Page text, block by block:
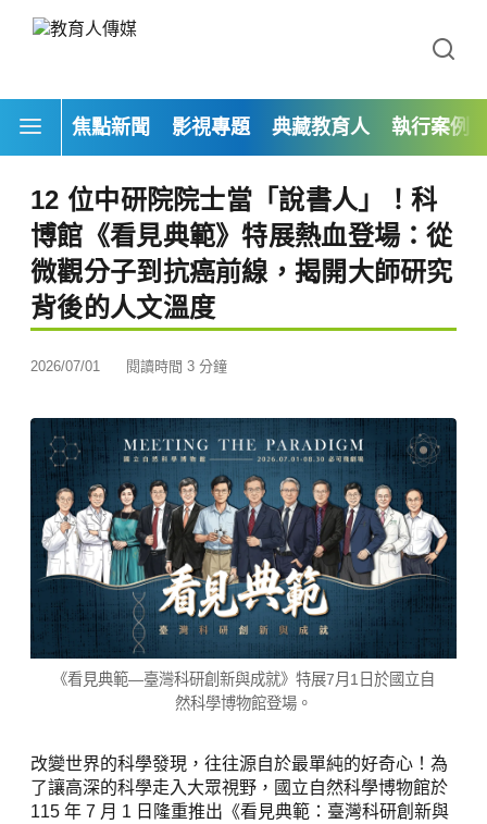
焦點新聞 影視專題 典藏教育人 執行案例
12 位中研院院士當「說書人」！科
博館《看見典範》特展熱血登場：從
微觀分子到抗癌前線，揭開大師研究
背後的人文溫度
2026/07/01 閱讀時間 3 分鐘
《看見典範—臺灣科研創新與成就》特展7月1日於國立自
然科學博物館登場。
改變世界的科學發現，往往源自於最單純的好奇心！為
了讓高深的科學走入大眾視野，國立自然科學博物館於
115 年 7 月 1 日隆重推出《看見典範：臺灣科研創新與